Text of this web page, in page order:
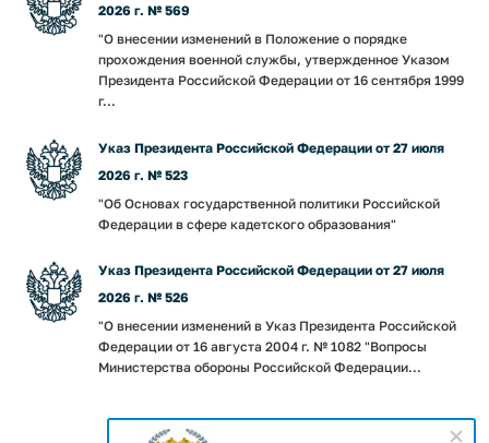
2026 г. № 569
"О внесении изменений в Положение о порядке
прохождения военной службы, утвержденное Указом
Президента Российской Федерации от 16 сентября 1999
г...
Указ Президента Российской Федерации от 27 июля
2026 г. № 523
"Об Основах государственной политики Российской
Федерации в сфере кадетского образования"
Указ Президента Российской Федерации от 27 июля
2026 г. № 526
"О внесении изменений в Указ Президента Российской
Федерации от 16 августа 2004 г. № 1082 "Вопросы
Министерства обороны Российской Федерации...